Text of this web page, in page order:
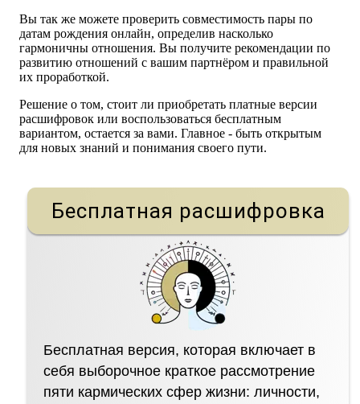
Вы так же можете проверить совместимость пары по
датам рождения онлайн, определив насколько
гармоничны отношения. Вы получите рекомендации по
развитию отношений с вашим партнёром и правильной
их проработкой.
Решение о том, стоит ли приобретать платные версии
расшифровок или воспользоваться бесплатным
вариантом, остается за вами. Главное - быть открытым
для новых знаний и понимания своего пути.
Бесплатная расшифровка
Бесплатная версия, которая включает в
себя выборочное краткое рассмотрение
пяти кармических сфер жизни: личности,